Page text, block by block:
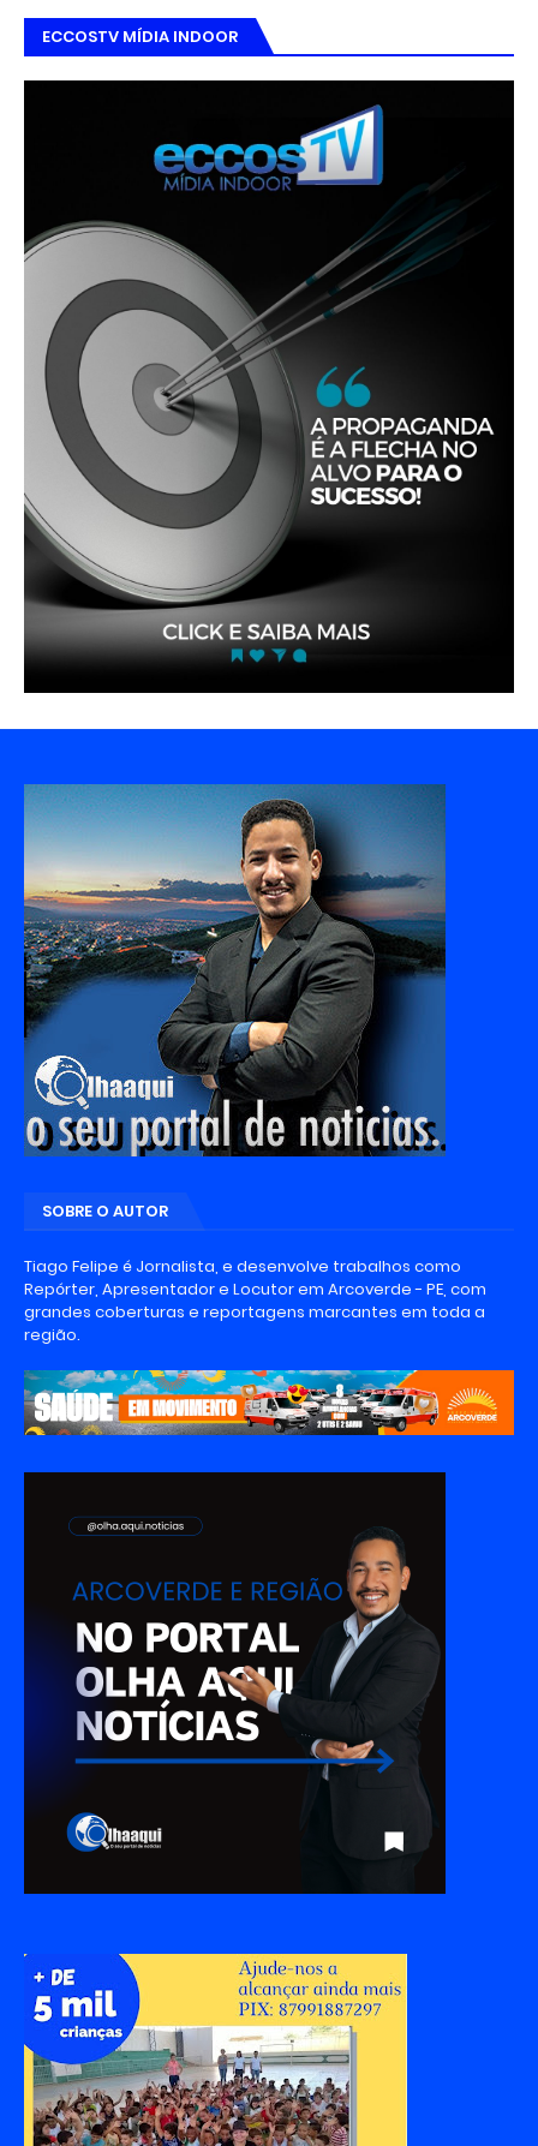
ECCOSTV MÍDIA INDOOR
SOBRE O AUTOR
Tiago Felipe é Jornalista, e desenvolve trabalhos como
Repórter, Apresentador e Locutor em Arcoverde - PE, com
grandes coberturas e reportagens marcantes em toda a
região.